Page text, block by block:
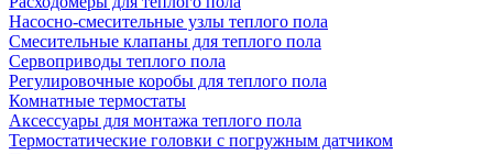
Насосно-смесительные узлы теплого пола
Смесительные клапаны для теплого пола
Сервоприводы теплого пола
Регулировочные коробы для теплого пола
Комнатные термостаты
Аксессуары для монтажа теплого пола
Термостатические головки с погружным датчиком